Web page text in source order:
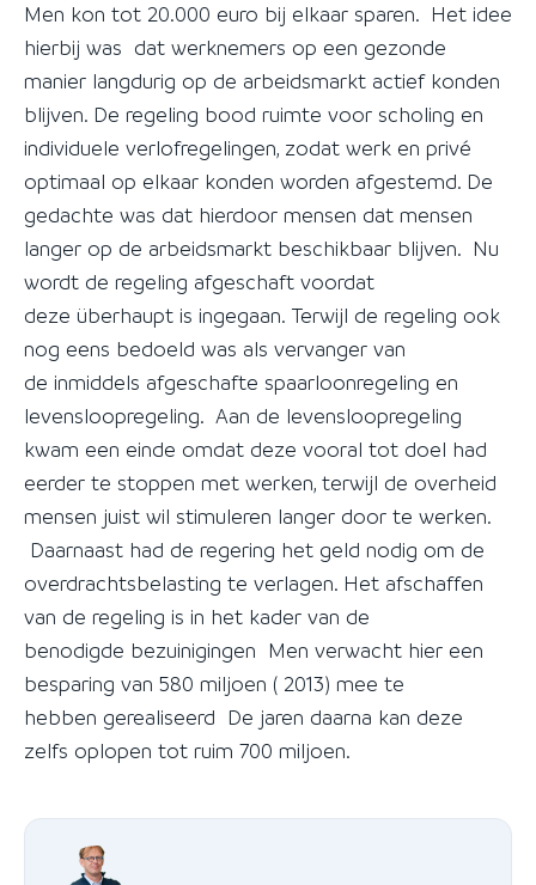
Men kon tot 20.000 euro bij elkaar sparen. Het idee
hierbij was dat werknemers op een gezonde
manier langdurig op de arbeidsmarkt actief konden
blijven. De regeling bood ruimte voor scholing en
individuele verlofregelingen, zodat werk en privé
optimaal op elkaar konden worden afgestemd. De
gedachte was dat hierdoor mensen dat mensen
langer op de arbeidsmarkt beschikbaar blijven. Nu
wordt de regeling afgeschaft voordat
deze überhaupt is ingegaan. Terwijl de regeling ook
nog eens bedoeld was als vervanger van
de inmiddels afgeschafte spaarloonregeling en
levensloopregeling. Aan de levensloopregeling
kwam een einde omdat deze vooral tot doel had
eerder te stoppen met werken, terwijl de overheid
mensen juist wil stimuleren langer door te werken.
Daarnaast had de regering het geld nodig om de
overdrachtsbelasting te verlagen. Het afschaffen
van de regeling is in het kader van de
benodigde bezuinigingen Men verwacht hier een
besparing van 580 miljoen ( 2013) mee te
hebben gerealiseerd De jaren daarna kan deze
zelfs oplopen tot ruim 700 miljoen.